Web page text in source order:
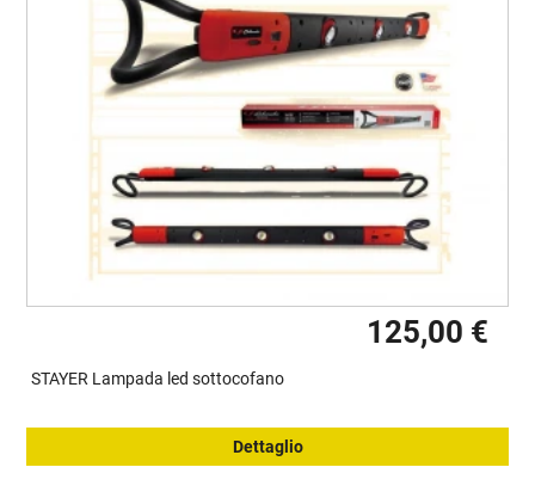
125,00 €
STAYER Lampada led sottocofano
Dettaglio